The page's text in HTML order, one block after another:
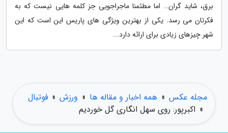
برق، شاید گران… اما مطئمنا ماجراجویی جز کلمه هایی نیست که به
فکرتان می رسد. یکی از بهترین ویژگی های پاریس این است که این
شهر چیزهای زیادی برای ارائه دارد...
مجله عکس » همه اخبار و مقاله ها » ورزش » فوتبال
» اکبرپور: روی سهل انگاری گل خوردیم